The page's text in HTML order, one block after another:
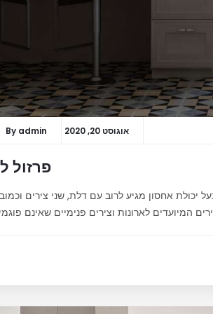
אוגוסט 20, 2020 By admin
פרזול
אחסון מגיע לרוב עם דלת, שני צירים
המיועדים לארונות וצירים פנימיים שאינם